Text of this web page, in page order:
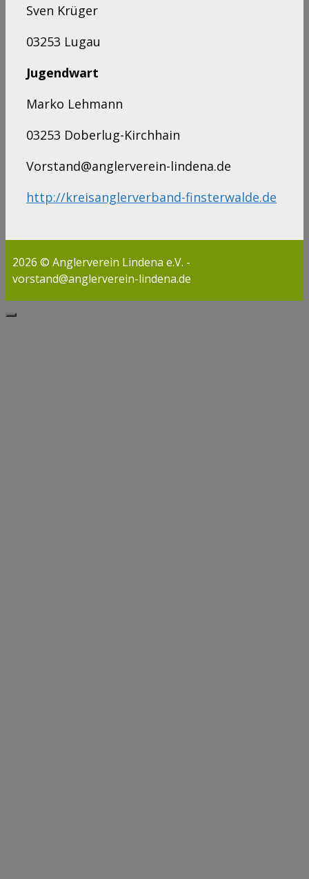
Sven Krüger
03253 Lugau
Jugendwart
Marko Lehmann
03253 Doberlug-Kirchhain
Vorstand@anglerverein-lindena.de
http://kreisanglerverband-finsterwalde.de
2026 © Anglerverein Lindena e.V. -
vorstand@anglerverein-lindena.de
Schließen